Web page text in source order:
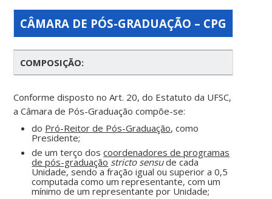
CÂMARA DE PÓS-GRADUAÇÃO – CPG
COMPOSIÇÃO:
Conforme disposto no Art. 20, do Estatuto da UFSC,
a Câmara de Pós-Graduação compõe-se:
do Pró-Reitor de Pós-Graduação, como
Presidente;
de um terço doscoordenadores de programas
de pós-graduação stricto sensude cada
Unidade, sendo a fração igual ou superior a 0,5
computada como um representante, com um
mínimo de um representante por Unidade;